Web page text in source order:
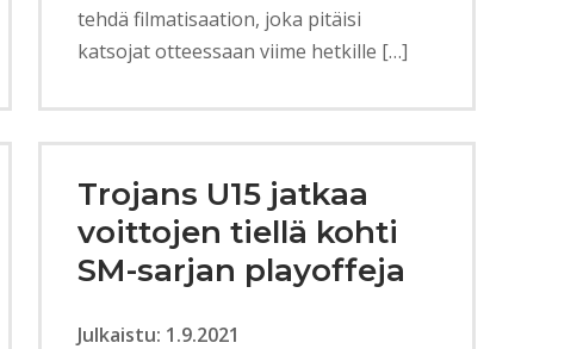
tehdä filmatisaation, joka pitäisi
katsojat otteessaan viime hetkille […]
Trojans U15 jatkaa
voittojen tiellä kohti
SM-sarjan playoffeja
Julkaistu: 1.9.2021